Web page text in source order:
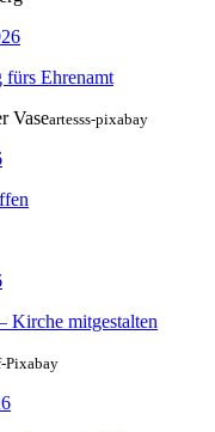
fürs Ehrenamt
artesss-pixabay
Kirche mitgestalten
Pixabay